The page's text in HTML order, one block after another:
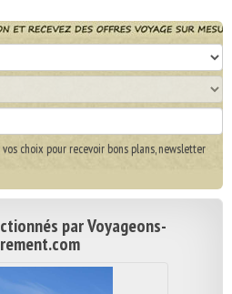
vos choix pour recevoir bons plans, newsletter
par Voyageons-